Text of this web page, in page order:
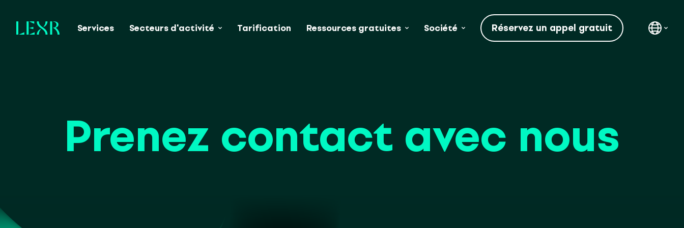
Services Secteurs d'activité Tarification Ressources gratuites Société Réservez un appel gratuit
Prenez contact avec nous